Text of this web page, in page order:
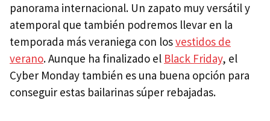
panorama internacional. Un zapato muy versátil y
atemporal que también podremos llevar en la
temporada más veraniega con losvestidos de
verano. Aunque ha finalizado el Black Friday, el
Cyber Monday también es una buena opción para
conseguir estas bailarinas súper rebajadas.